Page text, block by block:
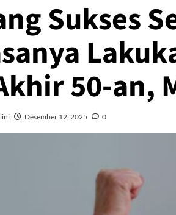
Sukses
50-an,
Desember 12, 2025 0